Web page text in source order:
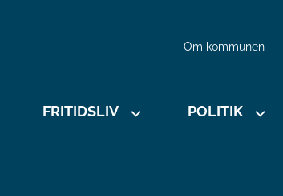
Om kommunen
FRITIDSLIV POLITIK